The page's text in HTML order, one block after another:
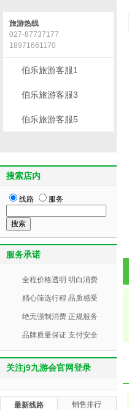
旅游热线
027-87737177
18971661170
伯乐旅游客服1
伯乐旅游客服3
伯乐旅游客服5
搜索店内
线路 服务
服务承诺
全程价格透明 明白消费
精心筛选行程 品质感受
绝无强制消费 正规服务
品牌质量保证 支付安全
关注j9九游会官网登录
最新线路 销售排行